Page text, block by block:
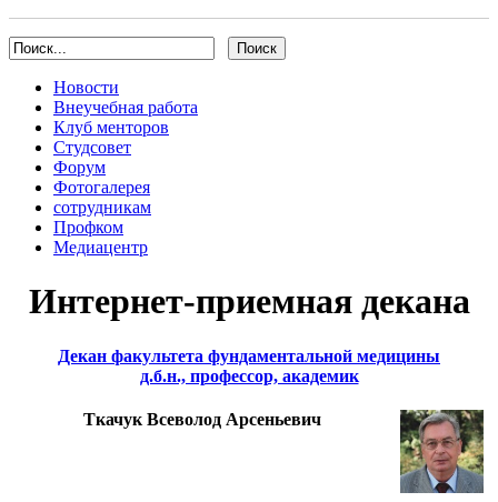
Новости
Внеучебная работа
Клуб менторов
Студсовет
Форум
Фотогалерея
сотрудникам
Профком
Медиацентр
Интернет-приемная декана
Декан факультета фундаментальной медицины
д.б.н., профессор, академик
Ткачук Всеволод Арсеньевич